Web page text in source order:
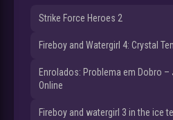
Strike Force Heroes 2
Fireboy and Watergirl 4: Crystal
Enrolados: Problema em Dobro –
Online
Fireboy and watergirl 3 in the ice